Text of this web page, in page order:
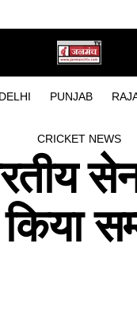
DELHI PUNJAB
CRICKET NEWS
SOB vs MO